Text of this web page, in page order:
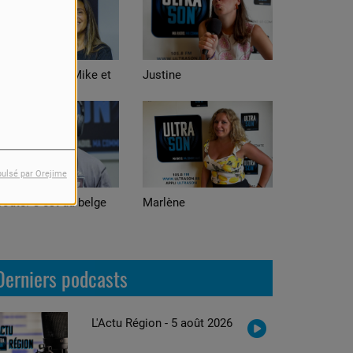
par Orejime
Alexis
Adrian
podcasts
L'Actu Région - 5 août 2026